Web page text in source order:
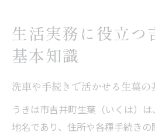
生活実務に役立つ
基本知識
洗車や手続きで活かせる生葉の
うきは市吉井町生葉（いくは）
地名であり、住所や各種手続き